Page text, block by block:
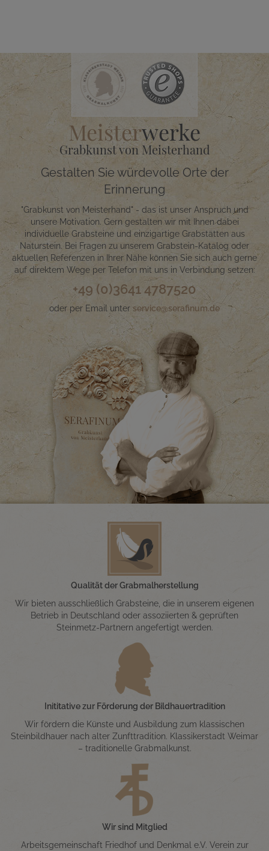
Meisterwerke
Grabkunst von Meisterhand
Gestalten Sie würdevolle Orte der
Erinnerung
"Grabkunst von Meisterhand" - das ist unser Anspruch und
unsere Motivation. Gern gestalten wir mit Ihnen dabei
individuelle Grabsteine und einzigartige Grabstätten aus
Naturstein. Bei Fragen zu unserem Grabstein-Katalog oder
aktuellen Referenzen in Ihrer Nähe können Sie sich auch gerne
auf direktem Wege per Telefon mit uns in Verbindung setzen:
+49 (0)3641 4787520
oder per Email unter service@serafinum.de
Qualität der Grabmalherstellung
Wir bieten ausschließlich Grabsteine, die in unserem eigenen
Betrieb in Deutschland oder assoziierten & geprüften
Steinmetz-Partnern angefertigt werden.
Inititative zur Förderung der Bildhauertradition
Wir fördern die Künste und Ausbildung zum klassischen
Steinbildhauer nach alter Zunfttradition. Klassikerstadt Weimar
– traditionelle Grabmalkunst.
Wir sind Mitglied
Arbeitsgemeinschaft Friedhof und Denkmal e.V. Verein zur